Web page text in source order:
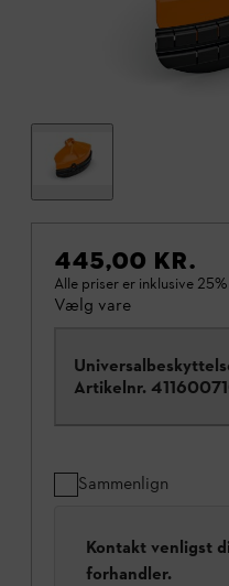
445,00 KR.
Alle priser er inklusive
Vælg vare
Artikelnr.
Sammenlign
Kontakt venligst
forhandler.